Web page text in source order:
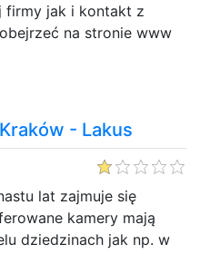
firmy jak i kontakt z
na stronie www
- Lakus
lat zajmuje się
kamery mają
dziedzinach jak np. w